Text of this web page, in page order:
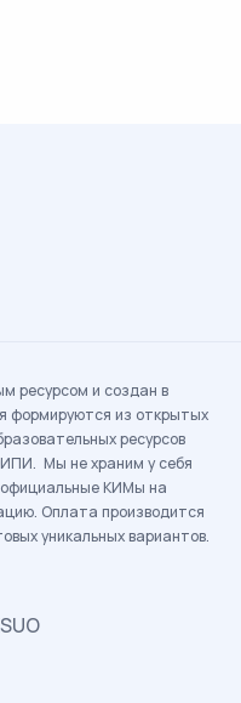
ресурсом и создан в
формируются из открытых
ресурсов
Мы не храним у себя
КИМы на
Оплата производится
уникальных вариантов.